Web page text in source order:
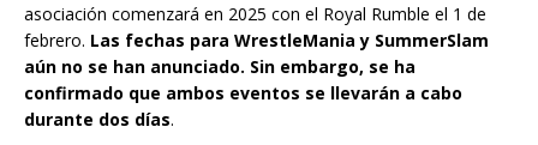
asociación comenzará en 2025 con el Royal Rumble el 1 de
febrero. Las fechas para WrestleMania y SummerSlam
aún no se han anunciado. Sin embargo, se ha
confirmado que ambos eventos se llevarán a cabo
durante dos días.